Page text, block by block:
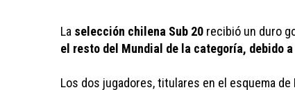
La selección chilena Sub 20 recibió un duro
el resto del Mundial de la categoría, debido
Los dos jugadores, titulares en el esquema de